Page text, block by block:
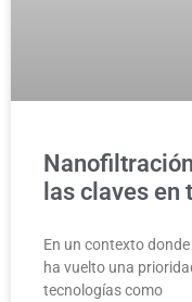
las claves
En un contexto
ha vuelto una
tecnologías como